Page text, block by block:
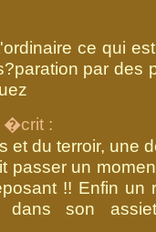
ce qui
par des
�crit :
et du terroir, une
passer un
!! Enfin un
son